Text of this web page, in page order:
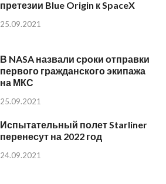
претезии Blue Origin к SpaceX
25.09.2021
В NASA назвали сроки отправки
первого гражданского экипажа
на МКС
25.09.2021
Испытательный полет Starliner
перенесут на 2022 год
24.09.2021